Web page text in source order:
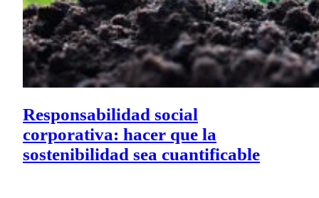
Responsabilidad social
corporativa: hacer que la
sostenibilidad sea cuantificable